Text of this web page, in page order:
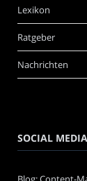
Lexikon
Ratgeber
Nachrichten
SOCIAL MEDIA